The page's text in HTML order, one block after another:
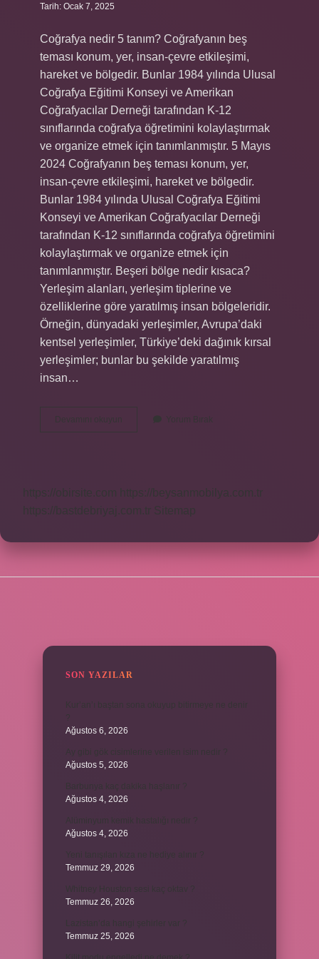
Tarih: Ocak 7, 2025
Coğrafya nedir 5 tanım? Coğrafyanın beş
teması konum, yer, insan-çevre etkileşimi,
hareket ve bölgedir. Bunlar 1984 yılında Ulusal
Coğrafya Eğitimi Konseyi ve Amerikan
Coğrafyacılar Derneği tarafından K-12
sınıflarında coğrafya öğretimini kolaylaştırmak
ve organize etmek için tanımlanmıştır. 5 Mayıs
2024 Coğrafyanın beş teması konum, yer,
insan-çevre etkileşimi, hareket ve bölgedir.
Bunlar 1984 yılında Ulusal Coğrafya Eğitimi
Konseyi ve Amerikan Coğrafyacılar Derneği
tarafından K-12 sınıflarında coğrafya öğretimini
kolaylaştırmak ve organize etmek için
tanımlanmıştır. Beşeri bölge nedir kısaca?
Yerleşim alanları, yerleşim tiplerine ve
özelliklerine göre yaratılmış insan bölgeleridir.
Örneğin, dünyadaki yerleşimler, Avrupa’daki
kentsel yerleşimler, Türkiye’deki dağınık kırsal
yerleşimler; bunlar bu şekilde yaratılmış
insan…
Devamını okuyun
Coğrafya
Yorum Bırak
https://obirsite.com
https://beysanmobilya.com.tr
https://bastdebriyaj.com.tr
Sitemap
SON YAZILAR
Ağustos 6, 2026
Ağustos 5, 2026
Ağustos 4, 2026
Ağustos 4, 2026
Temmuz 29, 2026
Temmuz 26, 2026
Temmuz 25, 2026